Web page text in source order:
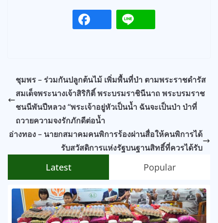
ชุมพร – ร่วมกันปลูกต้นไม้ เพิ่มพื้นที่ป่า ตามพระราชดำรัส
สมเด็จพระนางเจ้าสิริกิติ์ พระบรมราชินีนาถ พระบรมราช
ชนนีพันปีหลวง “พระเจ้าอยู่หัวเป็นน้ำ ฉันจะเป็นป่า ป่าที่
ถวายความจงรักภักดีต่อน้ำ
อ่างทอง – นายกสมาคมคนพิการร้องผ่านสื่อให้คนพิการได้
รับสวัสดิการแห่งรัฐบนฐานสิทธิ์ที่ควรได้รับ
Latest Popular